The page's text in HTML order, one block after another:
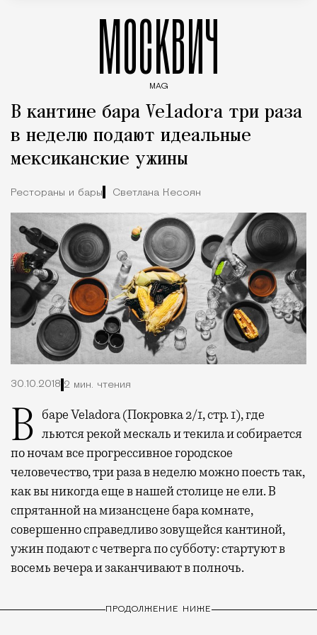
МОСКВИЧ
MAG
В кантине бара Veladora три раза
в неделю подают идеальные
мексиканские ужины
Рестораны и бары Светлана Кесоян
30.10.2018 2 мин. чтения
В баре Veladora (Покровка 2/1, стр. 1), где льются рекой мескаль и текила и собирается
по ночам все прогрессивное городское
человечество, три раза в неделю можно поесть так,
как вы никогда еще в нашей столице не ели. В
спрятанной на мизансцене бара комнате,
совершенно справедливо зовущейся кантиной,
ужин подают с четверга по субботу: стартуют в
восемь вечера и заканчивают в полночь.
ПРОДОЛЖЕНИЕ НИЖЕ